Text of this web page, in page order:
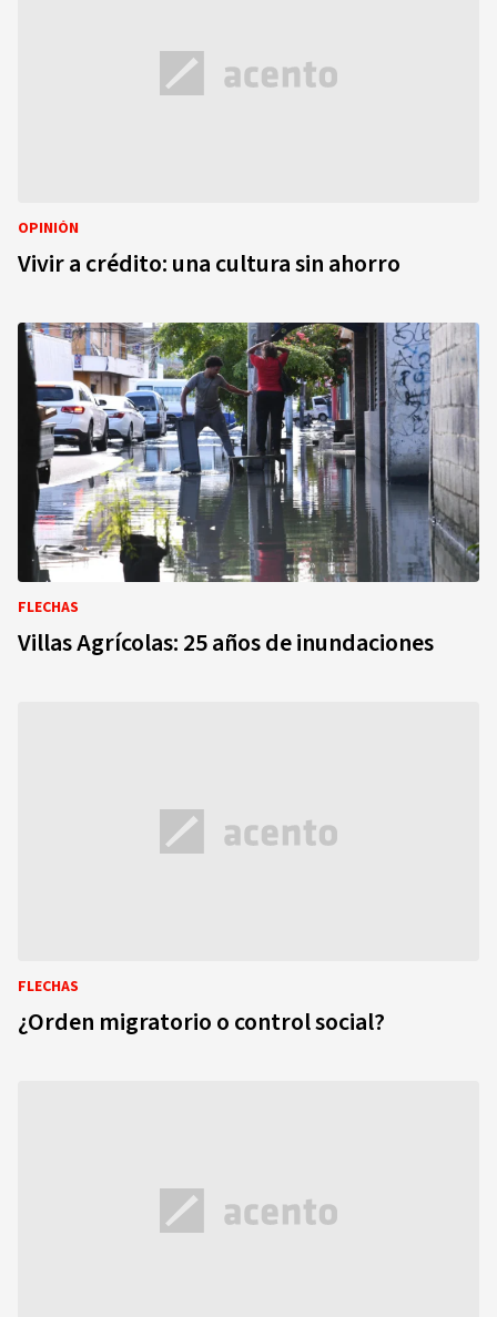
OPINIÓN
Vivir a crédito: una cultura sin ahorro
FLECHAS
Villas Agrícolas: 25 años de inundaciones
FLECHAS
¿Orden migratorio o control social?